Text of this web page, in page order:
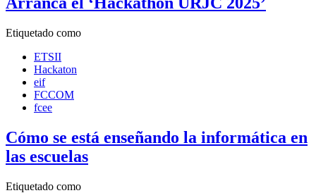
Etiquetado como
ETSII
Hackaton
eif
FCCOM
fcee
Cómo se está enseñando la informática en
las escuelas
Etiquetado como